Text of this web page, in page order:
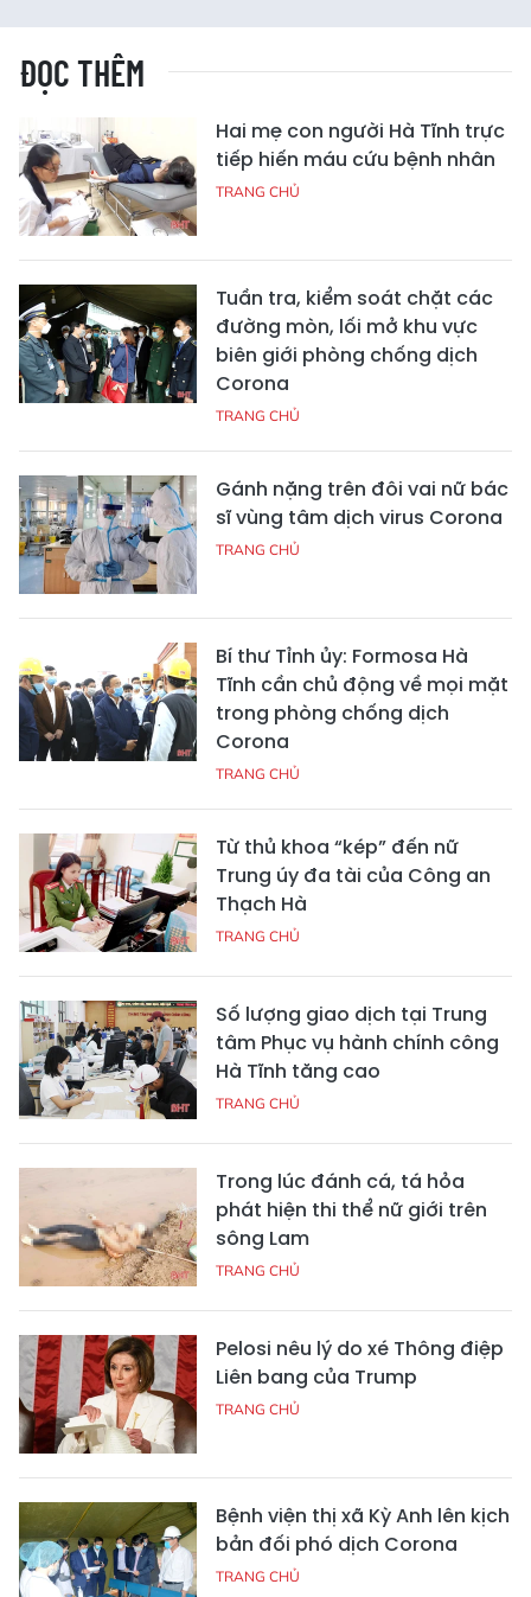
ĐỌC THÊM
Hai mẹ con người Hà Tĩnh trực
tiếp hiến máu cứu bệnh nhân
TRANG CHỦ
Tuần tra, kiểm soát chặt các
đường mòn, lối mở khu vực
biên giới phòng chống dịch
Corona
TRANG CHỦ
Gánh nặng trên đôi vai nữ bác
sĩ vùng tâm dịch virus Corona
TRANG CHỦ
Bí thư Tỉnh ủy: Formosa Hà
Tĩnh cần chủ động về mọi mặt
trong phòng chống dịch
Corona
TRANG CHỦ
Từ thủ khoa “kép” đến nữ
Trung úy đa tài của Công an
Thạch Hà
TRANG CHỦ
Số lượng giao dịch tại Trung
tâm Phục vụ hành chính công
Hà Tĩnh tăng cao
TRANG CHỦ
Trong lúc đánh cá, tá hỏa
phát hiện thi thể nữ giới trên
sông Lam
TRANG CHỦ
Pelosi nêu lý do xé Thông điệp
Liên bang của Trump
TRANG CHỦ
Bệnh viện thị xã Kỳ Anh lên kịch
bản đối phó dịch Corona
TRANG CHỦ